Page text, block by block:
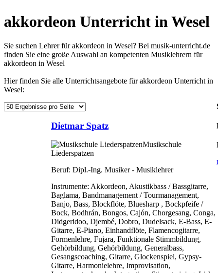
akkordeon Unterricht in Wesel
Sie suchen Lehrer für akkordeon in Wesel? Bei musik-unterricht.de
finden Sie eine große Auswahl an kompetenten Musiklehrern für
akkordeon in Wesel
Hier finden Sie alle Unterrichtsangebote für akkordeon Unterricht in
Wesel:
Dietmar Spatz
Musikschule
Liederspatzen
Beruf: Dipl.-Ing. Musiker - Musiklehrer
Instrumente: Akkordeon, Akustikbass / Bassgitarre,
Baglama, Bandmanagement / Tourmanagement,
Banjo, Bass, Blockflöte, Bluesharp , Bockpfeife /
Bock, Bodhrán, Bongos, Cajón, Chorgesang, Conga,
Didgeridoo, Djembé, Dobro, Dudelsack, E-Bass, E-
Gitarre, E-Piano, Einhandflöte, Flamencogitarre,
Formenlehre, Fujara, Funktionale Stimmbildung,
Gehörbildung, Gehörbildung, Generalbass,
Gesangscoaching, Gitarre, Glockenspiel, Gypsy-
Gitarre, Harmonielehre, Improvisation,